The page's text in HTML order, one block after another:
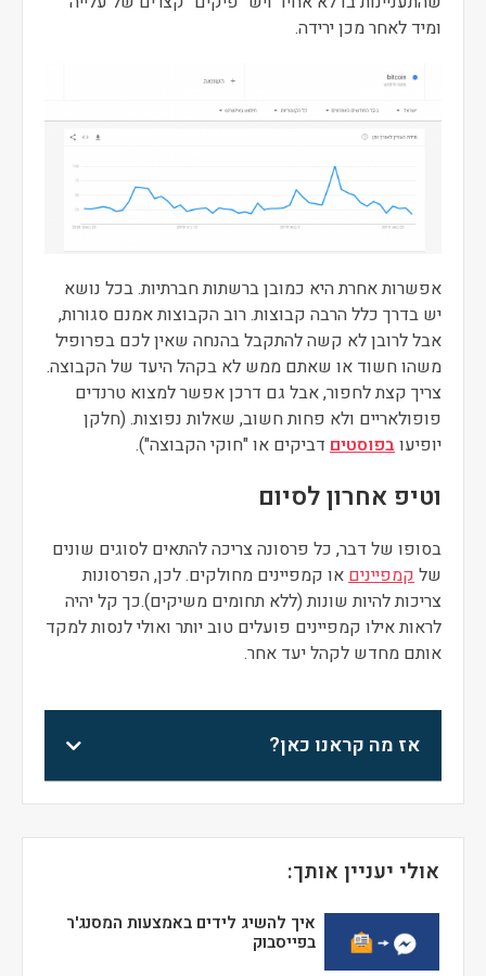
ומיד לאחר מכן ירידה.
אפשרות אחרת היא כמובן ברשתות חברתיות. בכל נושא
יש בדרך כלל הרבה קבוצות. רוב הקבוצות אמנם סגורות,
אבל לרובן לא קשה להתקבל בהנחה שאין לכם בפרופיל
משהו חשוד או שאתם ממש לא בקהל היעד של הקבוצה.
צריך קצת לחפור, אבל גם דרכן אפשר למצוא טרנדים
פופולאריים ולא פחות חשוב, שאלות נפוצות. (חלקן
יופיעובפוסטים דביקים או "חוקי הקבוצה").
וטיפ אחרון לסיום
בסופו של דבר, כל פרסונה צריכה להתאים לסוגים שונים
שלקמפייניםאו קמפיינים מחולקים. לכן, הפרסונות
צריכות להיות שונות (ללא תחומים משיקים).כך קל יהיה
לראות אילו קמפיינים פועלים טוב יותר ואולי לנסות למקד
אותם מחדש לקהל יעד אחר.
אז מה קראנו כאן?
אולי יעניין אותך:
איך להשיג לידים באמצעות המסנג'ר
בפייסבוק